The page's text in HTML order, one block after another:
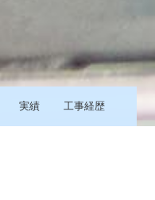
実績 工事経歴